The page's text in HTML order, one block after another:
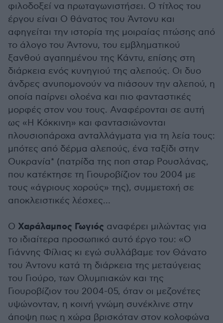
φιλοδοξεί να πρωταγωνιστήσει. Ο τίτλος του
έργου είναι Ο θάνατος του Άντονυ και
αφηγείται την ιστορία της μοιραίας πτώσης από
το άλογο του Άντονυ, του εμβληματικού
ξανθού αγαπημένου της Κάντυ, επίσης στη
διάρκεια ενός κυνηγιού της αλεπούς. Οι δυο
άνδρες ανυπομονούν να πιάσουν την αλεπού, η
οποία παίρνει ολοένα και πιο φανταστικές
μορφές στον νου τους. Αναφέρονται σε αυτή
ως «Η Κόκκινη» και φαντασιώνονται
πλουσιοπάροχα ανταλλάγματα για τη λεία τους:
μπότες από δέρμα αλεπούς, ένα ταξίδι στην
Ουκρανία* (πατρίδα της ποπ σταρ Ρουσλάνας,
που κατέκτησε τη Γιουροβίζιον του 2004 με
τους «άγριους χορούς» της), συμμετοχή σε
αποκλειστικές λέσχες…
Ο Χαράλαμπος Γωγιός αναφέρει μιλώντας για
το ιδιαίτερα προσωπικό αυτό έργο του: «Ο
Γιάννης Φίλιας κι εγώ συλλάβαμε τον Θάνατο
του Άντονυ κατά τη διάρκεια της μεταύγειας
του Γιούρο, των Ολυμπιακών και της
Γιουροβίζιον του 2004-05, όταν οι μεζονέτες
υψώνονταν, η κοινή γνώμη συνέκλινε στην
άποψη πως η χώρα βρισκόταν στον κολοφώνα